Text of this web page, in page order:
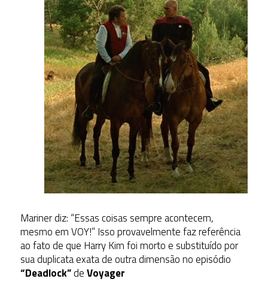
Mariner diz: “Essas coisas sempre acontecem,
mesmo em VOY!” Isso provavelmente faz referência
ao fato de que Harry Kim foi morto e substituído por
sua duplicata exata de outra dimensão no episódio
“Deadlock”deVoyager